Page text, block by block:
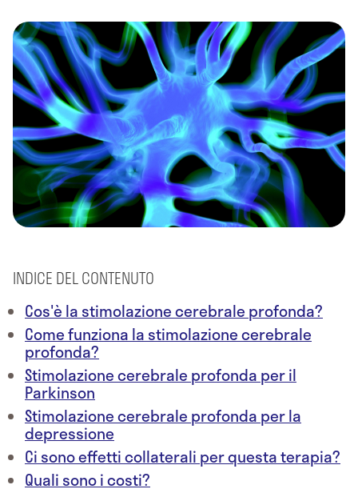
INDICE DEL CONTENUTO
Cos'è la stimolazione cerebrale profonda?
Come funziona la stimolazione cerebrale
profonda?
Stimolazione cerebrale profonda per il
Parkinson
Stimolazione cerebrale profonda per la
depressione
Ci sono effetti collaterali per questa terapia?
Quali sono i costi?